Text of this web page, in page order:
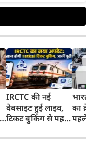
IRCTC की नई
वेबसाइट हुई लाइव,
टिकट बुकिंग से पहले
काम, जानें पूरा
भारत
का
पहले
और